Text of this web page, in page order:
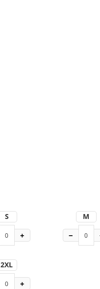
S
+
M
−
2XL
+